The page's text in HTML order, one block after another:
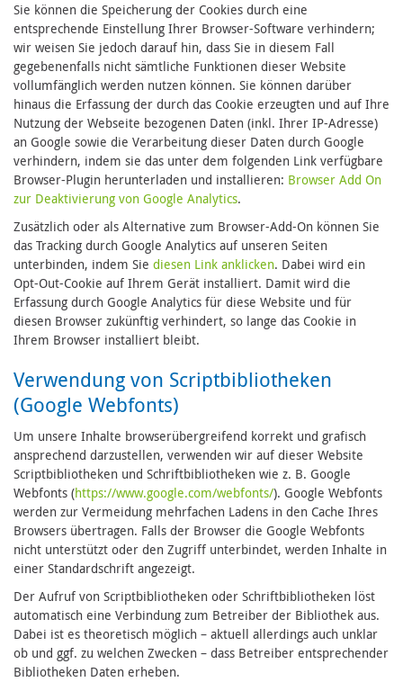
Sie können die Speicherung der Cookies durch eine
entsprechende Einstellung Ihrer Browser-Software verhindern;
wir weisen Sie jedoch darauf hin, dass Sie in diesem Fall
gegebenenfalls nicht sämtliche Funktionen dieser Website
vollumfänglich werden nutzen können. Sie können darüber
hinaus die Erfassung der durch das Cookie erzeugten und auf Ihre
Nutzung der Webseite bezogenen Daten (inkl. Ihrer IP-Adresse)
an Google sowie die Verarbeitung dieser Daten durch Google
verhindern, indem sie das unter dem folgenden Link verfügbare
Browser-Plugin herunterladen und installieren: Browser Add On
zur Deaktivierung von Google Analytics.
Zusätzlich oder als Alternative zum Browser-Add-On können Sie
das Tracking durch Google Analytics auf unseren Seiten
unterbinden, indem Sie diesen Link anklicken. Dabei wird ein
Opt-Out-Cookie auf Ihrem Gerät installiert. Damit wird die
Erfassung durch Google Analytics für diese Website und für
diesen Browser zukünftig verhindert, so lange das Cookie in
Ihrem Browser installiert bleibt.
Verwendung von Scriptbibliotheken
(Google Webfonts)
Um unsere Inhalte browserübergreifend korrekt und grafisch
ansprechend darzustellen, verwenden wir auf dieser Website
Scriptbibliotheken und Schriftbibliotheken wie z. B. Google
Webfonts (https://www.google.com/webfonts/). Google Webfonts
werden zur Vermeidung mehrfachen Ladens in den Cache Ihres
Browsers übertragen. Falls der Browser die Google Webfonts
nicht unterstützt oder den Zugriff unterbindet, werden Inhalte in
einer Standardschrift angezeigt.
Der Aufruf von Scriptbibliotheken oder Schriftbibliotheken löst
automatisch eine Verbindung zum Betreiber der Bibliothek aus.
Dabei ist es theoretisch möglich – aktuell allerdings auch unklar
ob und ggf. zu welchen Zwecken – dass Betreiber entsprechender
Bibliotheken Daten erheben.